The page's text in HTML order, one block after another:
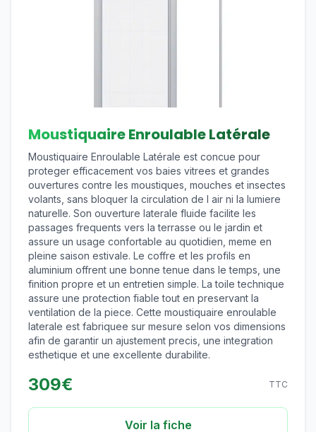
Moustiquaire Enroulable Latérale
Moustiquaire Enroulable Latérale est concue pour
proteger efficacement vos baies vitrees et grandes
ouvertures contre les moustiques, mouches et insectes
volants, sans bloquer la circulation de l air ni la lumiere
naturelle. Son ouverture laterale fluide facilite les
passages frequents vers la terrasse ou le jardin et
assure un usage confortable au quotidien, meme en
pleine saison estivale. Le coffre et les profils en
aluminium offrent une bonne tenue dans le temps, une
finition propre et un entretien simple. La toile technique
assure une protection fiable tout en preservant la
ventilation de la piece. Cette moustiquaire enroulable
laterale est fabriquee sur mesure selon vos dimensions
afin de garantir un ajustement precis, une integration
esthetique et une excellente durabilite.
309€ TTC
Voir la fiche